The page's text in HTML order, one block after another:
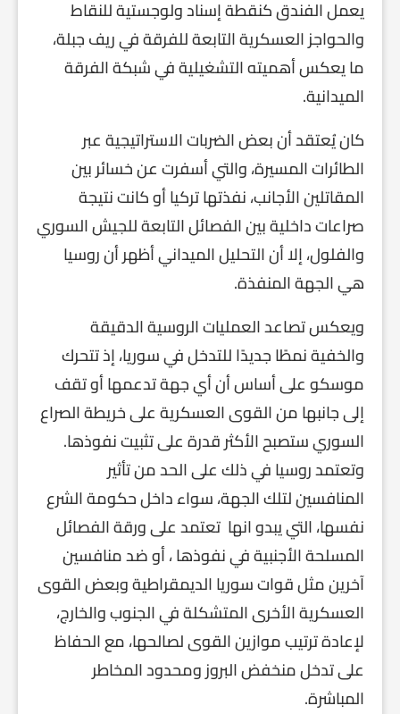
يعمل الفندق كنقطة إسناد ولوجستية للنقاط
والحواجز العسكرية التابعة للفرقة في ريف جبلة،
ما يعكس أهميته التشغيلية في شبكة الفرقة
الميدانية.
كان يُعتقد أن بعض الضربات الاستراتيجية عبر
الطائرات المسيرة، والتي أسفرت عن خسائر بين
المقاتلين الأجانب، نفذتها تركيا أو كانت نتيجة
صراعات داخلية بين الفصائل التابعة للجيش السوري
والفلول، إلا أن التحليل الميداني أظهر أن روسيا
هي الجهة المنفذة.
ويعكس تصاعد العمليات الروسية الدقيقة
والخفية نمطًا جديدًا للتدخل في سوريا، إذ تتحرك
موسكو على أساس أن أي جهة تدعمها أو تقف
إلى جانبها من القوى العسكرية على خريطة الصراع
السوري ستصبح الأكثر قدرة على تثبيت نفوذها.
وتعتمد روسيا في ذلك على الحد من تأثير
المنافسين لتلك الجهة، سواء داخل حكومة الشرع
نفسها، التي يبدو انها تعتمد على ورقة الفصائل
المسلحة الأجنبية في نفوذها ، أو ضد منافسين
آخرين مثل قوات سوريا الديمقراطية وبعض القوى
العسكرية الأخرى المتشكلة في الجنوب والخارج،
لإعادة ترتيب موازين القوى لصالحها، مع الحفاظ
على تدخل منخفض البروز ومحدود المخاطر
المباشرة.